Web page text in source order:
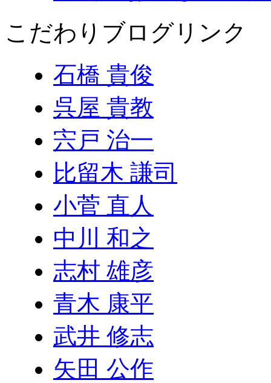
こだわりブログリンク
石橋 貴俊
呉屋 貴教
宍戸 治一
比留木 謙司
小菅 直人
中川 和之
志村 雄彦
青木 康平
武井 修志
矢田 公作